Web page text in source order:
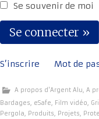
Se souvenir de moi
S’inscrire Mot de
A propos d'Argent Alu, A
Bardages, eSafe, Film vidéo,
Pergola, Produits, Projets,